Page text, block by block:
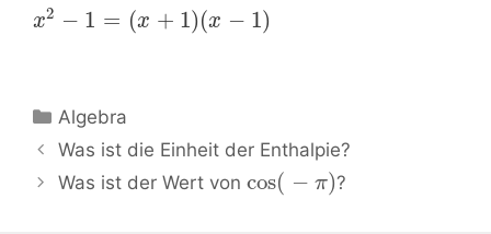
x2 − 1 = (x + 1)(x − 1)
Kategorien
Algebra
Beitrags-
Navigation
Was ist die Einheit der Enthalpie?
Was ist der Wert voncos( − π)?